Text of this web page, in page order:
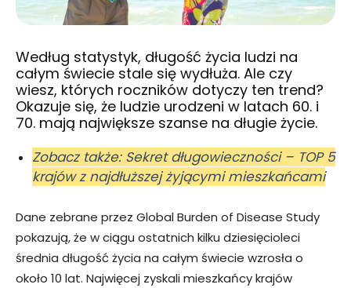
Według statystyk, długość życia ludzi na
całym świecie stale się wydłuża. Ale czy
wiesz, których roczników dotyczy ten trend?
Okazuje się, że ludzie urodzeni w latach 60. i
70. mają największe szanse na długie życie.
Zobacz także: Sekret długowieczności – TOP 5
krajów z najdłuższej żyjącymi mieszkańcami
Dane zebrane przez Global Burden of Disease Study
pokazują, że w ciągu ostatnich kilku dziesięcioleci
średnia długość życia na całym świecie wzrosła o
około 10 lat. Najwięcej zyskali mieszkańcy krajów